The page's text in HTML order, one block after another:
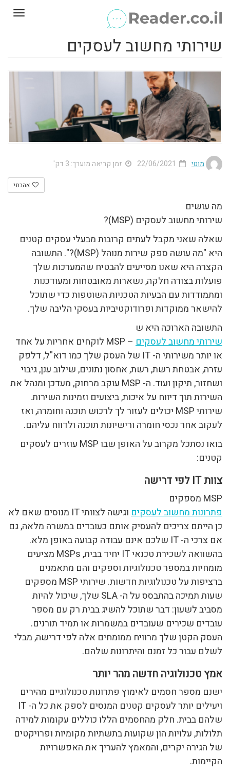
שירותי מחשוב לעסקים
מוטי זמן קריאה מוערך: 3 דק'
אהבתי
מה עושים
שירותי מחשוב לעסקים (MSP)?
שאלה שאני מקבל לעתים קרובות מבעלי עסקים קטנים
היא "מה עושה ספק שירות מנוהל (MSP)?". התשובה
הקצרה היא שאנו מסייעים להבטיח שהמערכות שלך
פועלות בצורה חלקה, נשארות מאובטחות ומעודכנות
ומתמודדות עם הבעיות הטכניות השוטפות כדי שתוכל
להישאר ממוקדות ופרודוקטיביות בעסקי הליבה שלך.
התשובה הארוכה היא ש
שירותי מחשוב לעסקים
– MSP לוקחים אחריות על אחד
או יותר משירותי ה- IT של העסק שלך כמו דוא"ל, דלפק
עזרה, אבטחת רשת, רשת, אחסון נתונים, שילוב ענן, גיבוי
ושחזור, תיקון ועוד. ה- MSP עוקב מרחוק, מעדכן ומנהל את
השירות תוך דיווח על איכות, ביצועים וזמינות השירות.
שירותי MSP יכולים לעזור לך לרכוש תוכנה וחומרה, ואז
לעקוב אחר נכסי חומרה ורישיונות תוכנה ולדווח עליהם.
בואו נסתכל מקרוב על האופן שבו MSP עוזרים לעסקים
קטנים:
צוות IT לפי דרישה
MSP מספקים
פתרונות מחשוב לעסקים
וגישה לצוותי IT מנוסים שאם לא
כן הייתם צריכים להעסיק אותם כעובדים במשרה מלאה, גם
אם צרכי ה- IT שלכם אינם עבודה קבועה באופן מלא.
בהשוואה לשכירת טכנאי IT יחיד בבית, MSPs מציעים
מומחיות במספר טכנולוגיות וספקים והם מתאמנים
ברציפות על טכנולוגיות חדשות. שירותי MSP מספקים
שעות תמיכה בהתבסס על ה- SLA שלך, שיכול להיות
מסביב לשעון: דבר שתוכל להשיג בבית רק עם מספר
עובדים שכירים שעובדים במשמרות או תמיד תורנים.
העסק הקטן שלך מרוויח ממומחים אלה לפי דרישה, מבלי
לשלם עבור כל זמנם והיתרונות שלהם.
אמץ טכנולוגיה חדשה מהר יותר
ישנם מספר חסמים לאימוץ פתרונות טכנולוגיים מהירים
ויעילים יותר לעסקים קטנים המנסים לספק את כל ה- IT
שלהם בבית. חלק מהחסמים הללו כוללים עקומות למידה
תלולות, עלויות הון שקועות בתשתיות מקומיות ופרויקטים
של הגירה יקרים, והמאמץ להעריך את האפשרויות
הקיימות.